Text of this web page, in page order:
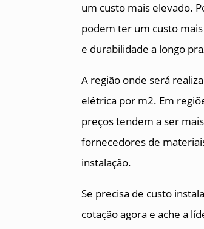
um custo mais elevado.
podem ter um custo
e durabilidade a longo
A região onde será
elétrica por m2. Em
preços tendem a ser
fornecedores de
instalação.
Se precisa de custo
cotação agora e ache a